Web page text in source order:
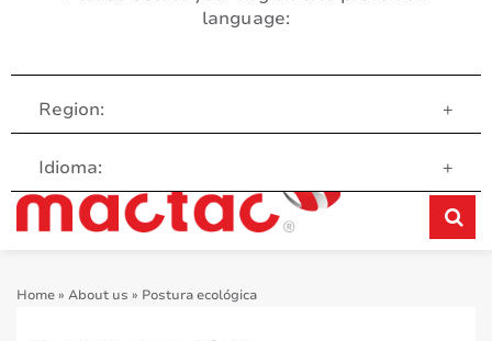
language:
Region: +
Idioma: +
Servicio al Cliente
Home» About us » Postura ecológica